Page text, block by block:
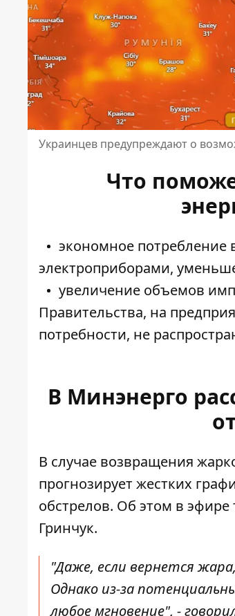
Украинцев предупреждают о
Что
экономное потребление
электроприборами,
увеличение объемов
Правительства, на
потребности, не
В Минэнерго
В случае возвращения
прогнозирует жестких
обстрелов. Об этом в
Гринчук.
"Даже, если вернется
Однако из-за
любое мгновение", -